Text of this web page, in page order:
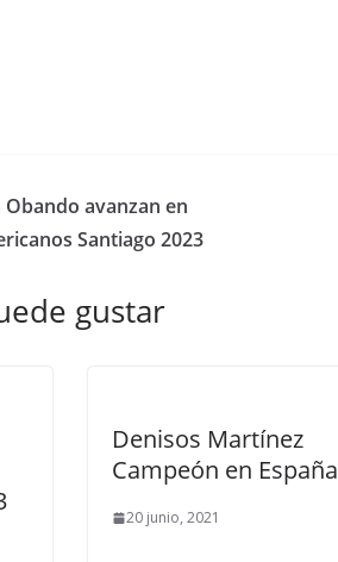
Obando avanzan en
Santiago 2023
gustar
Denisos Martínez
Campeón en España
20 junio, 2021